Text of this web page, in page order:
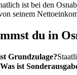
ist bei den
seinem
du in
Grundzulage?
Was ist